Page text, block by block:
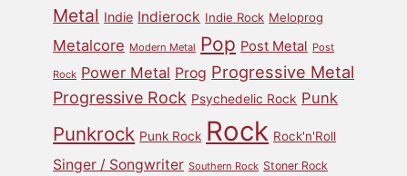
Metal Indie Indierock Indie Rock Meloprog
Metalcore Modern Metal Pop Post Metal Post
Rock Power Metal Prog Progressive Metal
Progressive Rock Psychedelic Rock Punk
Punkrock Punk Rock Rock Rock'n'Roll
Singer / Songwriter Southern Rock Stoner Rock